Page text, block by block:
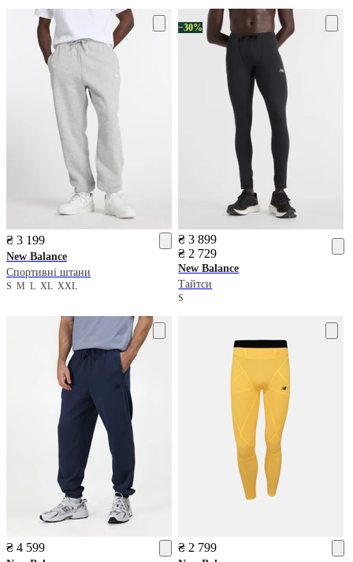
₴ 3 199
New Balance
Спортивні штани
S M L XL XXL
−30%
₴ 3 899
₴ 2 729
New Balance
Тайтси
S
₴ 4 599 ₴ 2 799